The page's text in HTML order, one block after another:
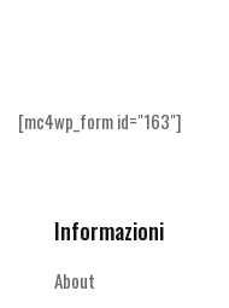
[mc4wp_form id="163"]
Informazioni
About